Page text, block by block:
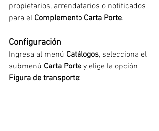
propietarios, arrendatarios o notificados
para el Complemento Carta Porte.
Configuración
Ingresa al menú Catálogos, selecciona el
submenú Carta Porte y elige la opción
Figura de transporte: